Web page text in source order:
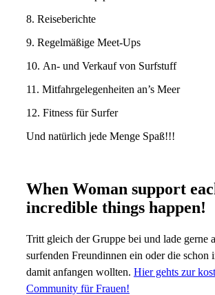
8. Reiseberichte
9. Regelmäßige Meet-Ups
10. An- und Verkauf von Surfstuff
11. Mitfahrgelegenheiten an’s Meer
12. Fitness für Surfer
Und natürlich jede Menge Spaß!!!
When Woman support
incredible things happen!
Tritt gleich der Gruppe bei und lade gerne
surfenden Freundinnen ein oder die schon
damit anfangen wollten. Hier gehts zur
Community für Frauen!